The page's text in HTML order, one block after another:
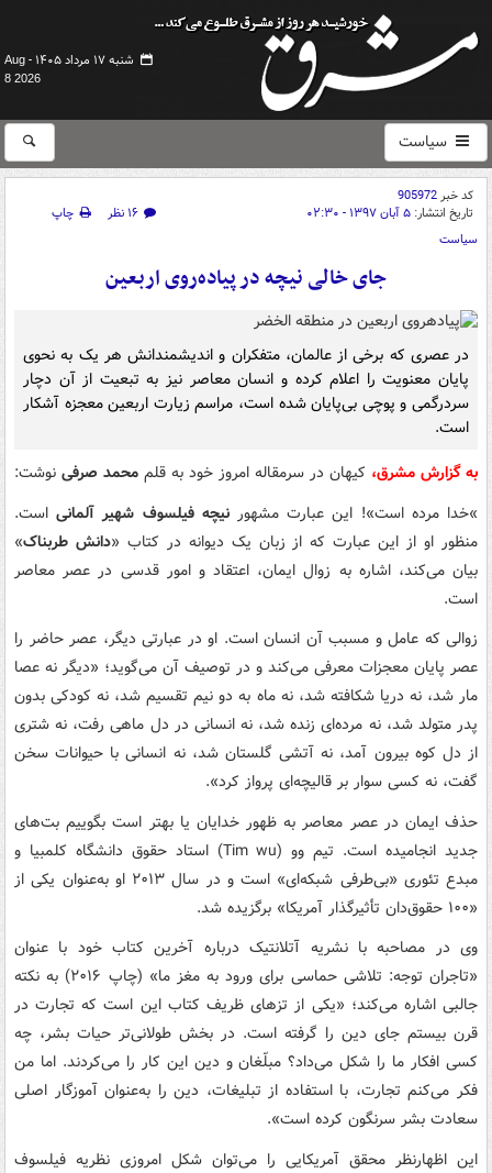
شنبه ۱۷ مرداد ۱۴۰۵ -
Aug
8 2026
سیاست
کد خبر905972
تاریخ انتشار: ۵ آبان ۱۳۹۷ - ۰۲:۳۰ ۱۶ نظر
چاپ
سیاست
جای خالی نیچه در پیاده‌روی اربعین
در عصری که برخی از عالمان، متفکران و اندیشمندانش هر یک به نحوی
پایان معنویت را اعلام کرده و انسان معاصر نیز به تبعیت از آن دچار
سردرگمی و پوچی بی‌پایان شده است، مراسم زیارت اربعین معجزه آشکار
است.
به گزارش مشرق، کیهان در سرمقاله امروز خود به قلم محمد صرفی نوشت:
«خدا مرده است»! این عبارت مشهورنیچه فیلسوف شهیر آلمانی است.
منظور او از این عبارت که از زبان یک دیوانه در کتاب «دانش طربناک»
بیان می‌کند، ‌اشاره به زوال ایمان، اعتقاد و امور قدسی در عصر معاصر
است.
زوالی که عامل و مسبب آن انسان است. او در عبارتی دیگر، عصر حاضر را
عصر پایان معجزات معرفی می‌کند و در توصیف آن می‌گوید؛ «دیگر نه عصا
مار شد، نه دریا شکافته شد، نه ماه به دو نیم تقسیم شد، نه کودکی بدون
پدر متولد شد، نه مرده‌ای زنده شد، نه انسانی در دل ماهی رفت، نه شتری
از دل کوه بیرون آمد، نه آتشی گلستان شد، نه انسانی با حیوانات سخن
گفت، نه کسی سوار بر قالیچه‌ای پرواز کرد.«
حذف ایمان در عصر معاصر به ظهور خدایان یا بهتر است بگوییم بت‌های
جدید انجامیده است. تیم وو(Tim wu)استاد حقوق دانشگاه کلمبیا و
مبدع تئوری «بی‌طرفی شبکه‌ای» است و در سال ۲۰۱۳ او به‌عنوان یکی از
«۱۰۰ حقوق‌دان تأثیرگذار آمریکا» برگزیده شد.
وی در مصاحبه با نشریه آتلانتیک درباره آخرین کتاب خود با عنوان
«تاجران توجه: تلاشی حماسی برای ورود به مغز ما» (چاپ ۲۰۱۶) به نکته
جالبی ‌اشاره می‌کند؛ «یکی از تزهای ظریف کتاب این است که تجارت در
قرن بیستم جای دین را گرفته است. در بخش طولانی‌تر حیات بشر، چه
کسی افکار ما را شکل می‌داد؟ مبلّغان و دین این کار را می‌کردند. اما من
فکر می‌کنم تجارت، با استفاده از تبلیغات، دین را به‌عنوان آموزگار اصلی
سعادت بشر سرنگون کرده است».
این اظهارنظر محقق آمریکایی را می‌توان شکل امروزی نظریه فیلسوف